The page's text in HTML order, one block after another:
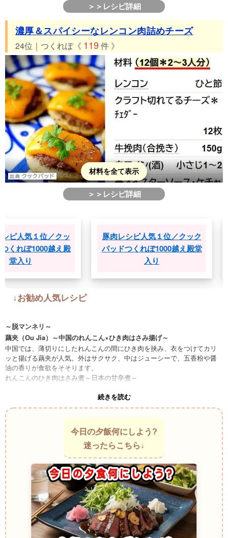
＞＞レシピ詳細
濃厚＆スパイシーなレンコン肉詰めチーズ
24位｜つくれぽ《 119 件 》
材料を全て表示
＞＞レシピ詳細
クッ
え殿
豚肉レシピ人気１位／クック
パッドつくれぽ1000越え殿堂
ひき肉レシ
クパッドつ
↓お勧め人気レシピ
～脱マンネリ～
藕夹（Ou Jia）～中国のれんこん×ひき肉はさみ揚げ～
中国では、薄切りにしたれんこんの間にひき肉を挟み、衣をつけてカリ
ッと揚げる藕夹が人気。外はサクサク、中はジューシーで、五香粉や醤
油の香りが食欲をそそります。
れんこんのひき肉はさみ煮～日本の甘辛煮～
番。れんこんのシャキッとした食感とひき肉の旨味が一体となり、ご飯
が進む味わい。
Stuffed Lotus Root Soup ～ベトナムのスープ仕立て～
ベトナムではれんこんとひき肉を組み合わせたスープ料理が家庭でよく
作られます。優しい味わいのスープに、ひき肉の旨味とれんこんのシャ
キシャキ感が溶け込み、ほっとする味わい。
Indian Style Spicy Stuffed Lotus Root ～インドのスパイス煮込み～
ガラムマサラやクミンを混ぜたひき肉をれんこんに詰め、トマトベース
のカレーソースで煮込むインド風アレンジ。スパイスが効いた濃厚な味
わいで、ナンやライスと好相性。
れんこんひき肉の照り焼き団子～和風アレンジ～
すりおろしたれんこんをひき肉に混ぜて団子にし、照り焼き風に仕上げ
た一品。れんこんのもっちり感がプラスされ、冷めても柔らかいのでお
弁当にも重宝します。
続きを読む
今日の夕飯何にしよう?
迷ったらこちら↓